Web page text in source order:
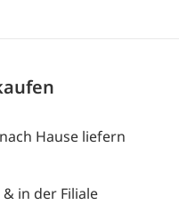
Hause liefern
in der Filiale